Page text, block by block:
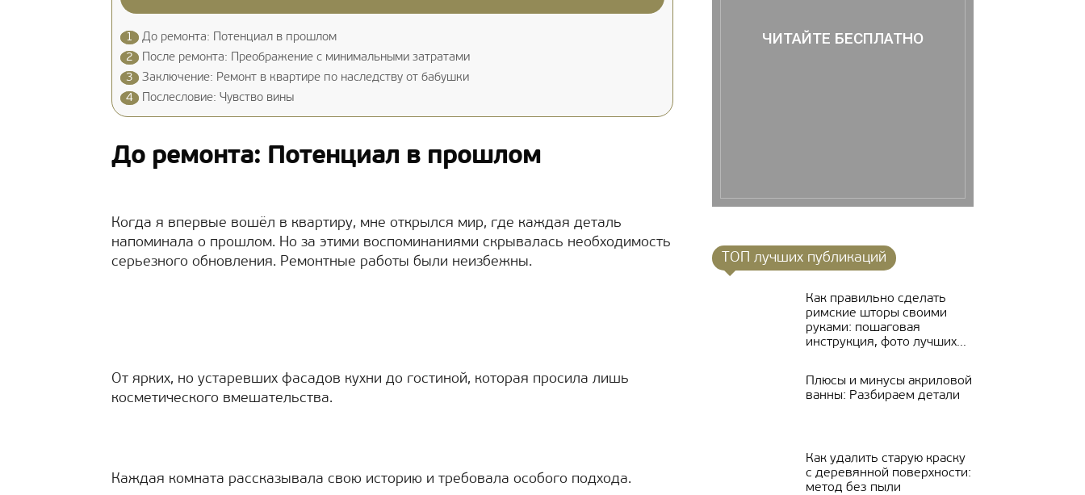
1
До ремонта: Потенциал в прошлом
2
После ремонта: Преображение с минимальными затратами
3
Заключение: Ремонт в квартире по наследству от бабушки
4
Послесловие: Чувство вины
До ремонта: Потенциал в прошлом
Когда я впервые вошёл в квартиру, мне открылся мир, где каждая деталь
напоминала о прошлом. Но за этими воспоминаниями скрывалась необходимость
серьезного обновления. Ремонтные работы были неизбежны.
От ярких, но устаревших фасадов кухни до гостиной, которая просила лишь
косметического вмешательства.
Каждая комната рассказывала свою историю и требовала особого подхода.
ЧИТАЙТЕ БЕСПЛАТНО
ТОП лучших публикаций
Как правильно сделать
римские шторы своими
руками: пошаговая
инструкция, фото лучших...
Плюсы и минусы акриловой
ванны: Разбираем детали
Как удалить старую краску
с деревянной поверхности:
метод без пыли